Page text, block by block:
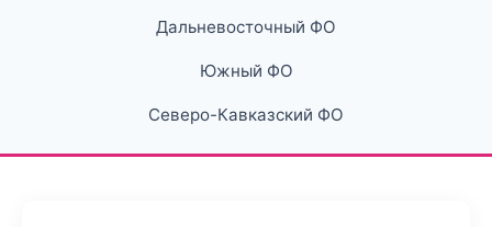
Дальневосточный ФО
Южный ФО
Северо-Кавказский ФО